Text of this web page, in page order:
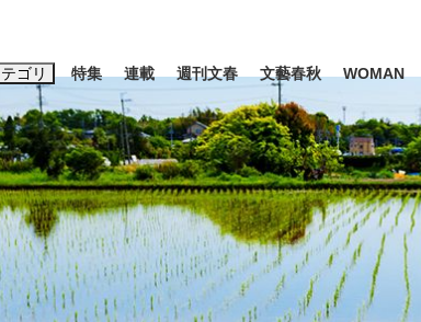
ゴリ
ス エンタメ ライフ ビジネ
特集 連載 週刊文春 文藝春秋 WOMAN
キーワード入力
ーワードタグ一覧
山凌輝 #高市早苗 #後藤真希 #森岡毅 #城彰二
#亀和田武